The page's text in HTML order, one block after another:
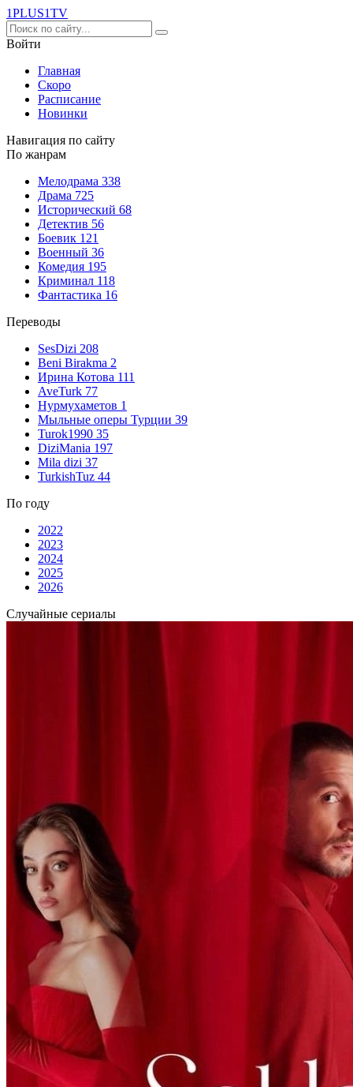
1PLUS1TV
Войти
Главная
Скоро
Расписание
Новинки
Навигация по сайту
По жанрам
Мелодрама 338
Драма 725
Исторический 68
Детектив 56
Боевик 121
Военный 36
Комедия 195
Криминал 118
Фантастика 16
Переводы
SesDizi 208
Beni Birakma 2
Ирина Котова 111
AveTurk 77
Нурмухаметов 1
Мыльные оперы Турции 39
Turok1990 35
DiziMania 197
Mila dizi 37
TurkishTuz 44
По году
2022
2023
2024
2025
2026
Случайные сериалы